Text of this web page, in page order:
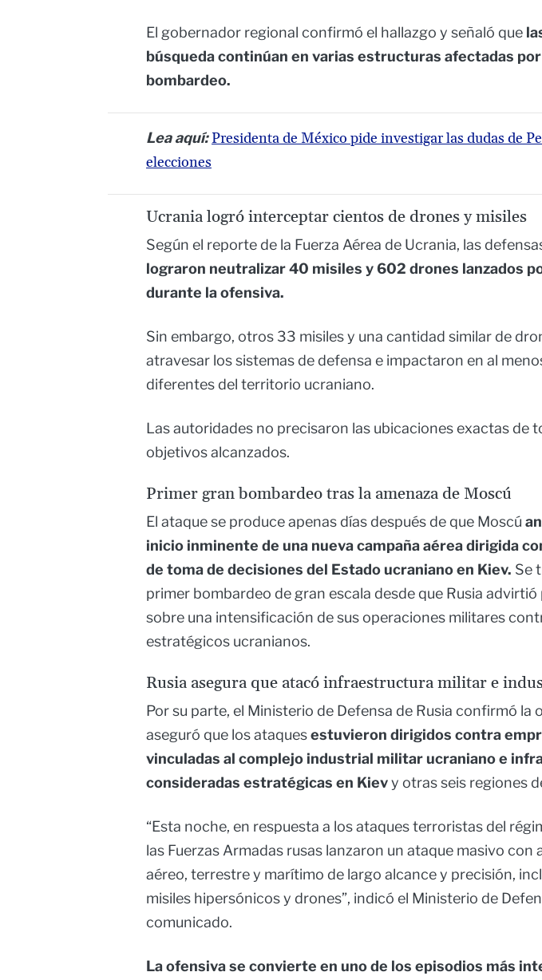
El gobernador regional confirmó el hallazgo y señaló que
búsqueda continúan en varias estructuras afectadas
bombardeo.
Lea aquí:Presidenta de México pide investigar las dudas de
elecciones
Ucrania logró interceptar cientos de drones y misiles
Según el reporte de la Fuerza Aérea de Ucrania, las
lograron neutralizar 40 misiles y 602 drones lanzados
durante la ofensiva.
Sin embargo, otros 33 misiles y una cantidad similar de
atravesar los sistemas de defensa e impactaron en al
diferentes del territorio ucraniano.
Las autoridades no precisaron las ubicaciones exactas de
objetivos alcanzados.
Primer gran bombardeo tras la amenaza de Moscú
El ataque se produce apenas días después de que Moscú
inicio inminente de una nueva campaña aérea dirigida
de toma de decisiones del Estado ucraniano en Kiev. Se
primer bombardeo de gran escala desde que Rusia
sobre una intensificación de sus operaciones militares
estratégicos ucranianos.
Rusia asegura que atacó infraestructura militar e
Por su parte, el Ministerio de Defensa de Rusia confirmó la
aseguró que los ataquesestuvieron dirigidos contra
vinculadas al complejo industrial militar ucraniano e
consideradas estratégicas en Kievy otras seis regiones
“Esta noche, en respuesta a los ataques terroristas del
las Fuerzas Armadas rusas lanzaron un ataque masivo con
aéreo, terrestre y marítimo de largo alcance y precisión,
misiles hipersónicos y drones”, indicó el Ministerio de
comunicado.
La ofensiva se convierte en uno de los episodios más